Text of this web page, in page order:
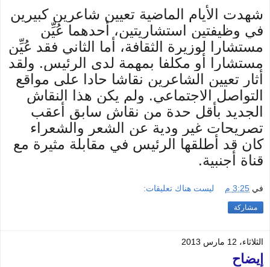
شهدت الأيام الماضية تعيين شاعرين كبيرين
في وظيفتين استشاريتين، أحدهما عُيِّن
مستشارا لوزيرة الثقافة، أما الثاني فقد عُيِّن
مستشارا أو مكلفا بمهمة لدى الرئيس. ولقد
أثار تعيين الشاعرين نقاشا حادا على مواقع
التواصل الاجتماعي. ولم يكن هذا النقاش
الجديد بأقل حدة من نقاش سابق أعقب
تصريحات غير ودية عن الشعر والشعراء
كان قد أطلقها الرئيس في مقابلة مثيرة مع
قناة أجنبية.
في 3:25 م ليست هناك تعليقات:
مشاركة
الثلاثاء، 12 مارس 2013
إيضاح